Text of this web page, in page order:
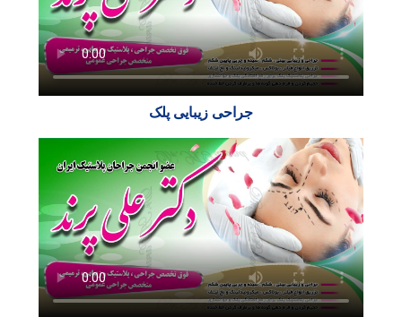
جراحی زیبایی پلک